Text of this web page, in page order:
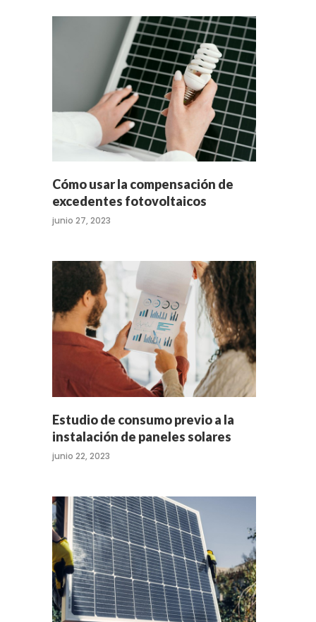
Cómo usar la compensación de
excedentes fotovoltaicos
junio 27, 2023
Estudio de consumo previo a la
instalación de paneles solares
junio 22, 2023